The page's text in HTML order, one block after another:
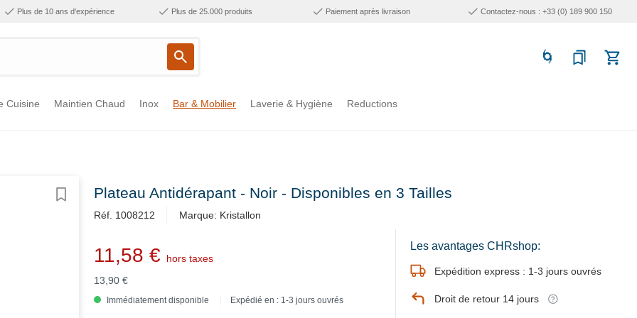
Plus de 10 ans d'expérience Plus de 25.000 produits Paiement après livraison Contactez-nous : +33 (0) 189 900 150
Cuisine Maintien Chaud Inox Bar & Mobilier Laverie & Hygiène Reductions
Plateau Antidérapant - Noir - Disponibles en 3 Tailles
Réf. 1008212 Marque: Kristallon
11,58 €
hors taxes
13,90 €
Immédiatement disponible Expédié en : 1-3 jours ouvrés
Les avantages CHRshop:
Expédition express : 1-3 jours ouvrés
Droit de retour 14 jours